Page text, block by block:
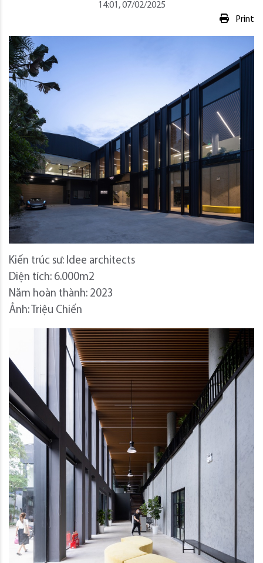
14:01, 07/02/2025
Print
Kiến trúc sư: Idee architects
Diện tích: 6.000m2
Năm hoàn thành: 2023
Ảnh: Triệu Chiến